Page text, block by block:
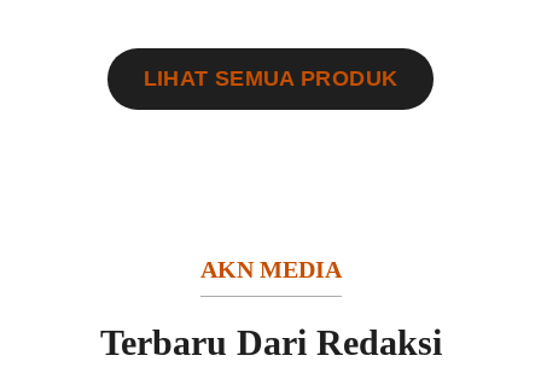
LIHAT SEMUA PRODUK
AKN MEDIA
Terbaru Dari Redaksi